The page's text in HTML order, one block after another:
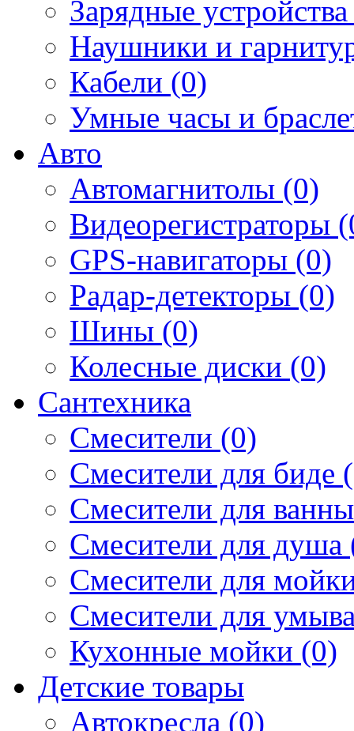
Зарядные
Наушники и
Кабели (0)
Умные часы и
Авто
Автомагнитолы (0)
Видеорегистраторы
GPS-навигаторы (0)
Радар-детекторы (0)
Шины (0)
Колесные диски (0)
Сантехника
Смесители (0)
Смесители для биде
Смесители для
Смесители для душа
Смесители для
Смесители для
Кухонные мойки (0)
Детские товары
Автокресла (0)